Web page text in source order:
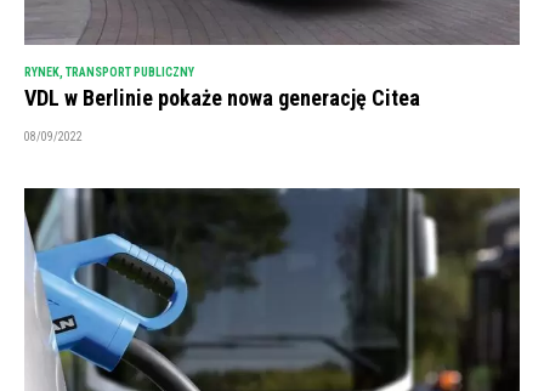
RYNEK TRANSPORT PUBLICZNY
VDL w Berlinie pokaże nowa generację Citea
08/09/2022